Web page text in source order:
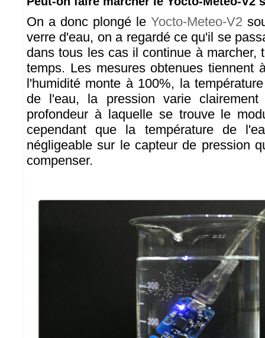
On a donc plongé le Yocto-Meteo-V2
verre d'eau, on a regardé ce qu'il se
dans tous les cas il continue à marcher,
temps. Les mesures obtenues tiennent
l'humidité monte à 100%, la
de l'eau, la pression varie
profondeur à laquelle se trouve le
cependant que la température de
négligeable sur le capteur de pression
compenser.